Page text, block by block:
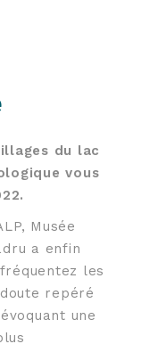
du lac
vous
Musée
a enfin
les
repéré
une